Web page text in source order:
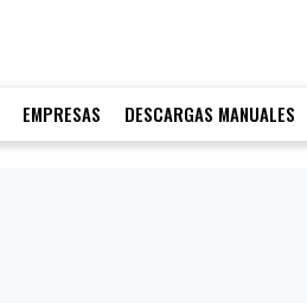
EMPRESAS DESCARGAS MANUALES